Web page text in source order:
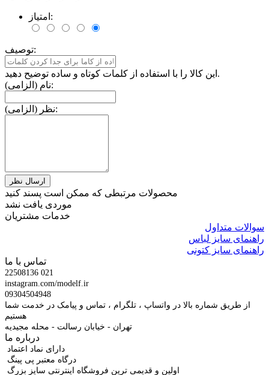
امتیاز:
توصیف:
این کالا را با استفاده از کلمات کوتاه و ساده توضیح دهید.
نام (الزامی):
نظر (الزامی):
محصولات مرتبطی که ممکن است پسند کنید
موردی یافت نشد
خدمات مشتریان
سوالات متداول
راهنمای سایز لباس
راهنمای سایز کتونی
تماس با ما
22508136 021
instagram.com/modelf.ir
09304504948
از طریق شماره بالا در واتساپ ، تلگرام ، تماس و پیامک در خدمت شما
هستیم
تهران - خیابان رسالت - محله مجیدیه
درباره ما
دارای نماد اعتماد
درگاه معتبر پی پینگ
اولین و قدیمی ترین فروشگاه اینترنتی سایز بزرگ